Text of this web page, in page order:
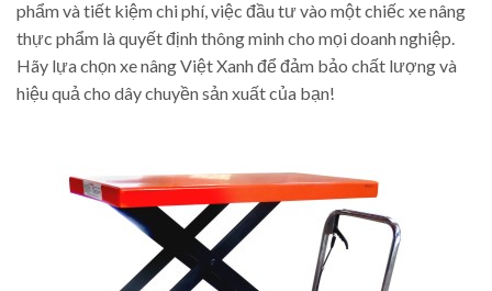
phẩm và tiết kiệm chi phí, việc đầu tư vào một chiếc xe nâng
thực phẩm là quyết định thông minh cho mọi doanh nghiệp.
Hãy lựa chọn xe nâng Việt Xanh để đảm bảo chất lượng và
hiệu quả cho dây chuyền sản xuất của bạn!